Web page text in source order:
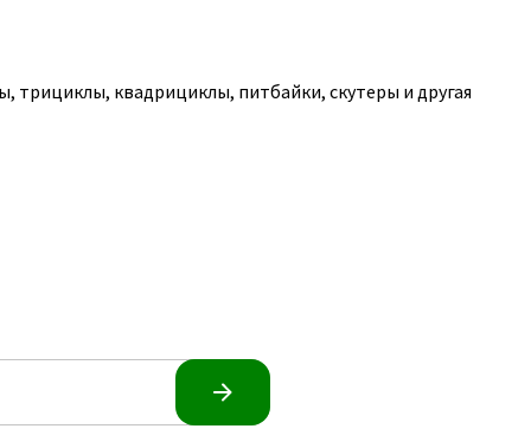
трициклы, квадрициклы, питбайки, скутеры и другая